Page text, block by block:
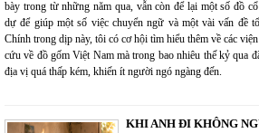
bày trong từ những năm qua, vẫn còn để lại một số đồ
dự để giúp một số việc chuyển ngữ và một vài vấn đề
Chính trong dịp này, tôi có cơ hội tìm hiểu thêm về các
cứu về đồ gốm Việt Nam mà trong bao nhiêu thế kỷ qua
địa vị quá thấp kém, khiến ít người ngó ngàng đến.
KHI ANH ĐI KHÔNG